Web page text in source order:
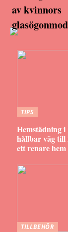
av kvinnors
TIPS
Hemstädning
hållbar väg till
ett renare hem
TILLBEHÖR